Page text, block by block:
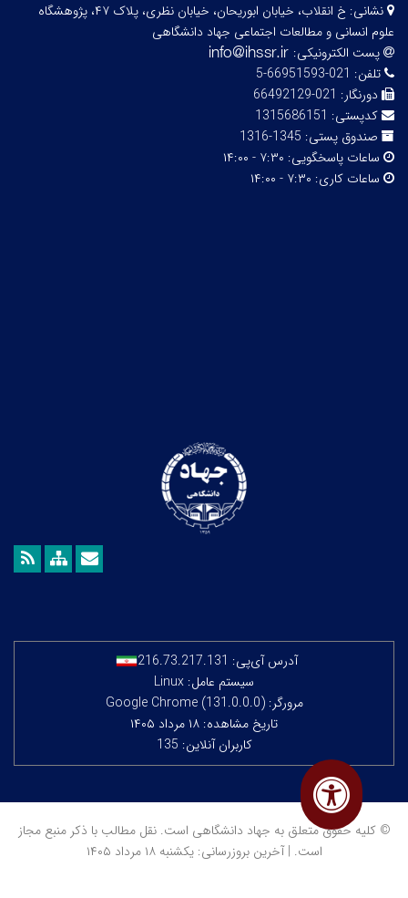
نشانی:
خ انقلاب، خیابان ابوریحان، خیابان نظری، پلاک ۴۷، پژوهشگاه
علوم انسانی و مطالعات اجتماعی جهاد دانشگاهی
پست الکترونیکی:
تلفن: 021-66951593-5
دورنگار: 021-66492129
کدپستی: 1315686151
صندوق پستی: 1345-1316
ساعات پاسخگویی: ۷:۳۰ - ۱۴:۰۰
ساعات کاری: ۷:۳۰ - ۱۴:۰۰
آدرس آی‌پی: 216.73.217.131
سیستم عامل: Linux
مرورگر: Google Chrome (131.0.0.0)
تاریخ مشاهده: ۱۸ مرداد ۱۴۰۵
کاربران آنلاین: 135
© کلیه حقوق متعلق به جهاد دانشگاهی است. نقل مطالب با ذکر منبع مجاز
است. | آخرین بروزرسانی: یکشنبه ۱۸ مرداد ۱۴۰۵